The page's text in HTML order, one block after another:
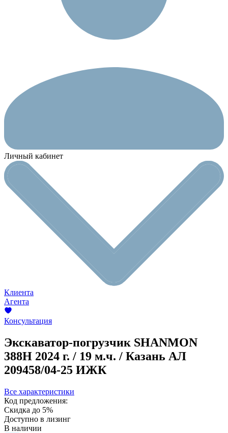
Личный кабинет
Клиента
Агента
Консультация
Экскаватор-погрузчик SHANMON
388H 2024 г. / 19 м.ч. / Казань АЛ
209458/04-25 ИЖК
Все характеристики
Код предложения:
Скидка до 5%
Доступно в лизинг
В наличии